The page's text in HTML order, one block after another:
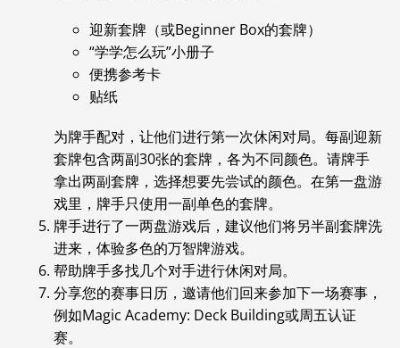
迎新套牌（或Beginner Box的套牌）
“学学怎么玩”小册子
便携参考卡
贴纸
为牌手配对，让他们进行第一次休闲对局。每副迎新
套牌包含两副30张的套牌，各为不同颜色。请牌手
拿出两副套牌，选择想要先尝试的颜色。在第一盘游
戏里，牌手只使用一副单色的套牌。
牌手进行了一两盘游戏后，建议他们将另半副套牌洗
进来，体验多色的万智牌游戏。
帮助牌手多找几个对手进行休闲对局。
分享您的赛事日历，邀请他们回来参加下一场赛事，
例如Magic Academy: Deck Building或周五认证
赛。